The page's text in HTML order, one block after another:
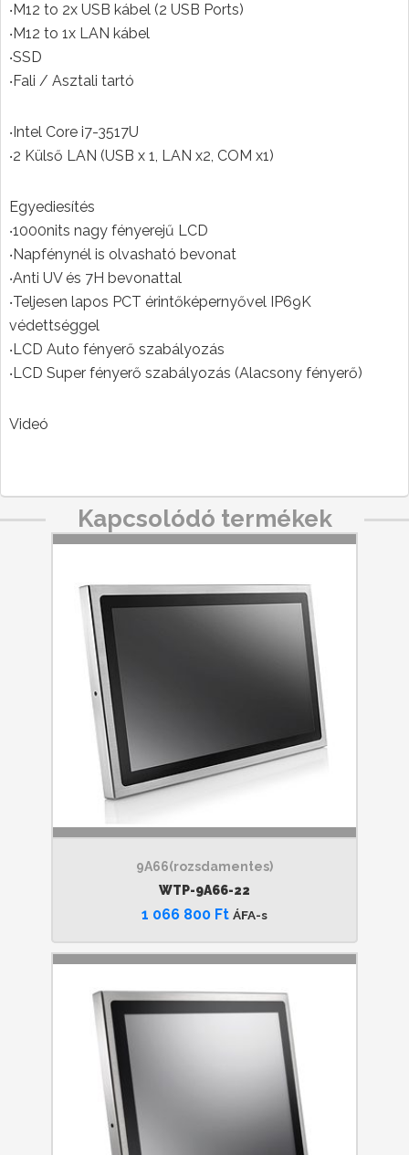
‧M12 to 2x USB kábel (2 USB Ports)
‧M12 to 1x LAN kábel
‧SSD
‧Fali / Asztali tartó
‧Intel Core i7-3517U
‧2 Külső LAN (USB x 1, LAN x2, COM x1)
Egyediesítés
‧1000nits nagy fényerejű LCD
‧Napfénynél is olvasható bevonat
‧Anti UV és 7H bevonattal
‧Teljesen lapos PCT érintőképernyővel IP69K
védettséggel
‧LCD Auto fényerő szabályozás
‧LCD Super fényerő szabályozás (Alacsony fényerő)
Videó
Kapcsolódó termékek
9A66(rozsdamentes)
WTP-9A66-22
1 066 800 Ft ÁFA-s